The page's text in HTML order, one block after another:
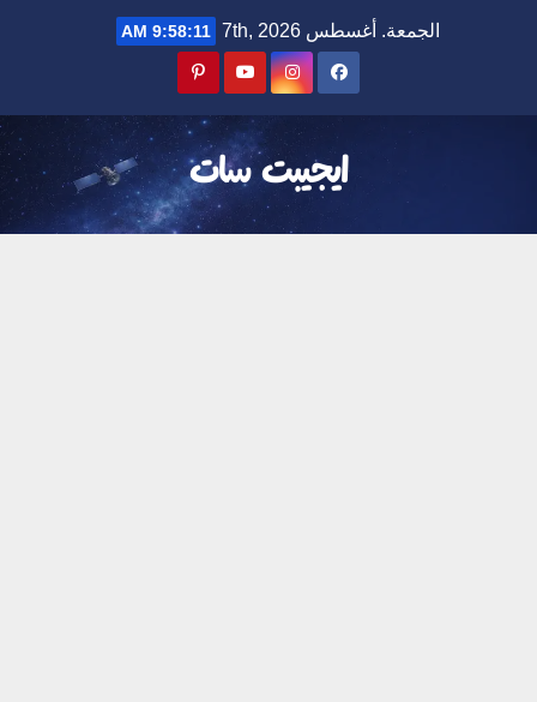
الجمعة. أغسطس 7th, 2026 9:58:13 AM
ايجيبت سات